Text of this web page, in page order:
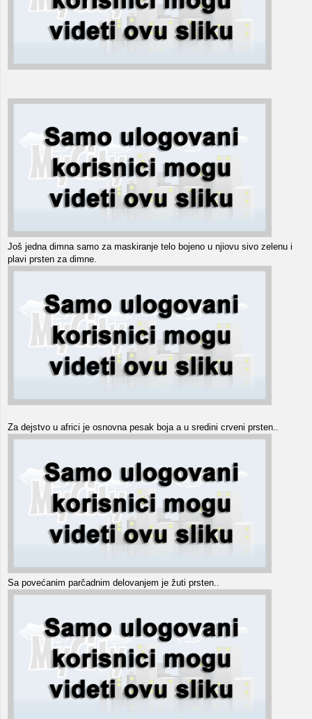
Još jedna dimna samo za maskiranje telo bojeno u njiovu sivo zelenu i
plavi prsten za dimne.
Za dejstvo u africi je osnovna pesak boja a u sredini crveni prsten..
Sa povećanim parčadnim delovanjem je žuti prsten..